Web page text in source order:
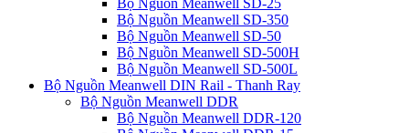
Bộ Nguồn Meanwell SD-350
Bộ Nguồn Meanwell SD-50
Bộ Nguồn Meanwell SD-500H
Bộ Nguồn Meanwell SD-500L
Bộ Nguồn Meanwell DIN Rail - Thanh Ray
Bộ Nguồn Meanwell DDR
Bộ Nguồn Meanwell DDR-120